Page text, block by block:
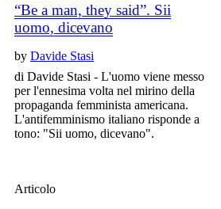
“Be a man, they said”. Sii
uomo, dicevano
byDavide Stasi
di Davide Stasi - L'uomo viene messo
per l'ennesima volta nel mirino della
propaganda femminista americana.
L'antifemminismo italiano risponde a
tono: "Sii uomo, dicevano".
Articolo